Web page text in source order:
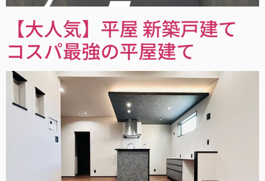
【大人気】平屋 新築戸建て
コスパ最強の平屋建て